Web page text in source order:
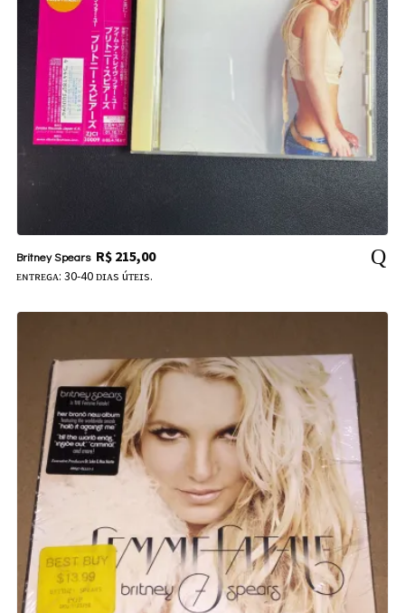
Britney Spears R$215,00
ᴇɴᴛʀᴇɢᴀ: 30-40 ᴅɪᴀs úᴛᴇɪs.